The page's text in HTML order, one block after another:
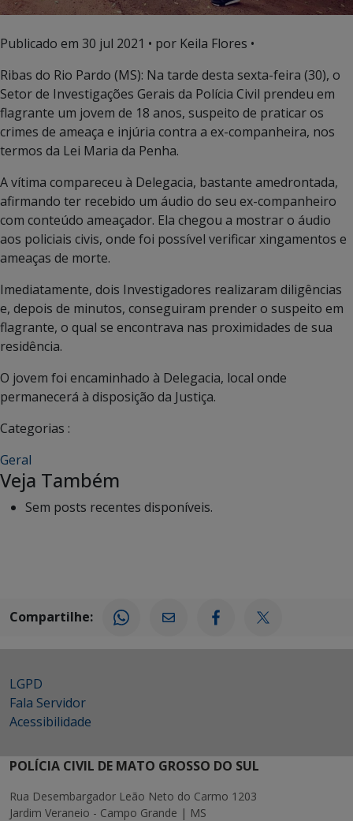
Publicado em 30 jul 2021 • por Keila Flores •
Ribas do Rio Pardo (MS): Na tarde desta sexta-feira (30), o
Setor de Investigações Gerais da Polícia Civil prendeu em
flagrante um jovem de 18 anos, suspeito de praticar os
crimes de ameaça e injúria contra a ex-companheira, nos
termos da Lei Maria da Penha.
A vítima compareceu à Delegacia, bastante amedrontada,
afirmando ter recebido um áudio do seu ex-companheiro
com conteúdo ameaçador. Ela chegou a mostrar o áudio
aos policiais civis, onde foi possível verificar xingamentos e
ameaças de morte.
Imediatamente, dois Investigadores realizaram diligências
e, depois de minutos, conseguiram prender o suspeito em
flagrante, o qual se encontrava nas proximidades de sua
residência.
O jovem foi encaminhado à Delegacia, local onde
permanecerá à disposição da Justiça.
Categorias :
Geral
Veja Também
Sem posts recentes disponíveis.
Compartilhe:
LGPD
Fala Servidor
Acessibilidade
POLÍCIA CIVIL DE MATO GROSSO DO SUL
Rua Desembargador Leão Neto do Carmo 1203
Jardim Veraneio - Campo Grande | MS